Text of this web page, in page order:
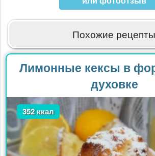
Похожие рецепты
Лимонные кексы в
духовке
352 ккал